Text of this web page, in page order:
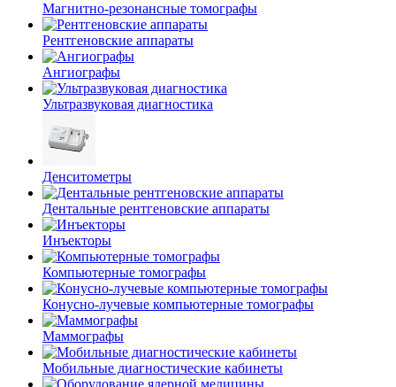
Магнитно-резонансные томографы
Рентгеновские аппараты
Ангиографы
Ультразвуковая диагностика
Денситометры
Дентальные рентгеновские аппараты
Инъекторы
Компьютерные томографы
Конусно-лучевые компьютерные томографы
Маммографы
Мобильные диагностические кабинеты